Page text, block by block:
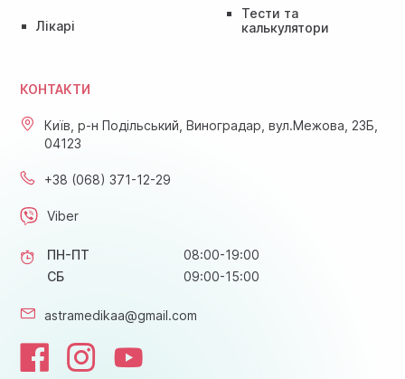
Лікарі
Тести та
калькулятори
КОНТАКТИ
Київ, р-н Подільський, Виноградар, вул.Межова, 23Б,
04123
+38 (068) 371-12-29
Viber
ПН-ПТ
08:00-19:00
СБ
09:00-15:00
astramedikaa@gmail.com